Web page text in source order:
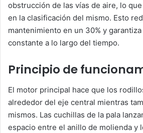
obstrucción de las vías de aire, lo
en la clasificación del mismo. Esto
mantenimiento en un 30% y
constante a lo largo del tiempo.
Principio de
El motor principal hace que los
alrededor del eje central mientras
mismos. Las cuchillas de la pala
espacio entre el anillo de molienda y